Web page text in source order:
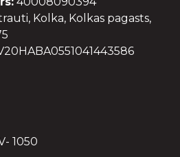
Kolka, Kolkas pagasts,
1050